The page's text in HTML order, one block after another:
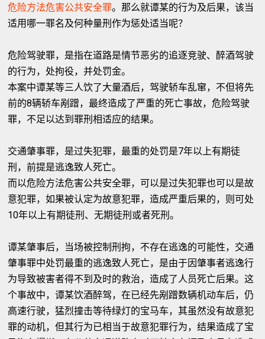
危险方法危害公共安全罪。那么就谭某的行为及后果，该当
适用哪一罪名及何种量刑作为惩处适当呢？
危险驾驶罪，是指在道路是情节恶劣的追逐竞驶、醉酒驾驶
的行为，处拘役，并处罚金。
本案中谭某等三人饮了大量酒后，驾驶轿车乱窜，不但将先
前的8辆轿车剐蹭，最终造成了严重的死亡事故，危险驾驶
罪，不足以达到罪刑相适应的结果。
交通肇事罪，是过失犯罪，最重的处罚是7年以上有期徒
刑，前提是逃逸致人死亡。
而以危险方法危害公共安全罪，可以是过失犯罪也可以是故
意犯罪，如果被认定为故意犯罪，造成严重后果的，则可处
10年以上有期徒刑、无期徒刑或者死刑。
谭某肇事后，当场被控制刑拘，不存在逃逸的可能性，交通
肇事罪中处罚最重的逃逸致人死亡，是由于因肇事者逃逸行
为导致被害者得不到及时的救治，造成了人员死亡后果。这
个事故中，谭某饮酒醉驾，在已经先剐蹭数辆机动车后，仍
高速行驶，猛烈撞击等待绿灯的宝马车，其虽然没有故意犯
罪的动机，但其行为已相当于故意犯罪行为，结果造成了宝